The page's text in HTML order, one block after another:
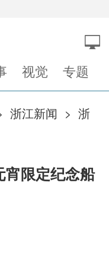
视觉 专题
浙江新闻 > 浙
宵限定纪念船